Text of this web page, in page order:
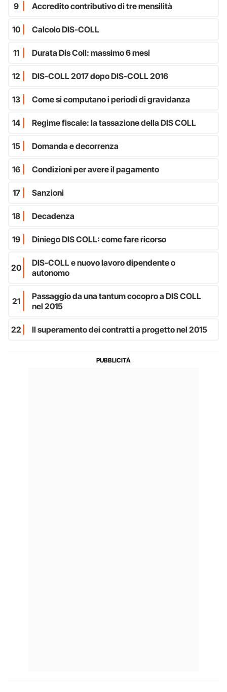
9 Accredito contributivo di tre mensilità
10 Calcolo DIS-COLL
11 Durata Dis Coll: massimo 6 mesi
12 DIS-COLL 2017 dopo DIS-COLL 2016
13 Come si computano i periodi di gravidanza
14 Regime fiscale: la tassazione della DIS COLL
15 Domanda e decorrenza
16 Condizioni per avere il pagamento
17 Sanzioni
18 Decadenza
19 Diniego DIS COLL: come fare ricorso
20
DIS-COLL e nuovo lavoro dipendente o
autonomo
21
Passaggio da una tantum cocopro a DIS COLL
nel 2015
22 Il superamento dei contratti a progetto nel 2015